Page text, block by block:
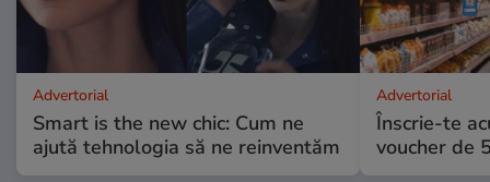
Advertorial
Smart is the new chic: Cum ne
ajută tehnologia să ne reinventăm
Advertorial
Înscrie-te
voucher de